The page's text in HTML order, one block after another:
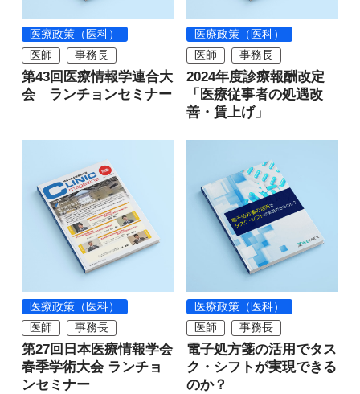
医療政策（医科）
医師
事務長
第43回医療情報学連合大
会 ランチョンセミナー
医療政策（医科）
医師
事務長
2024年度診療報酬改定
「医療従事者の処遇改
善・賃上げ」
医療政策（医科）
医師
事務長
第27回日本医療情報学会
春季学術大会 ランチョ
ンセミナー
医療政策（医科）
医師
事務長
電子処方箋の活用でタス
ク・シフトが実現できる
のか？